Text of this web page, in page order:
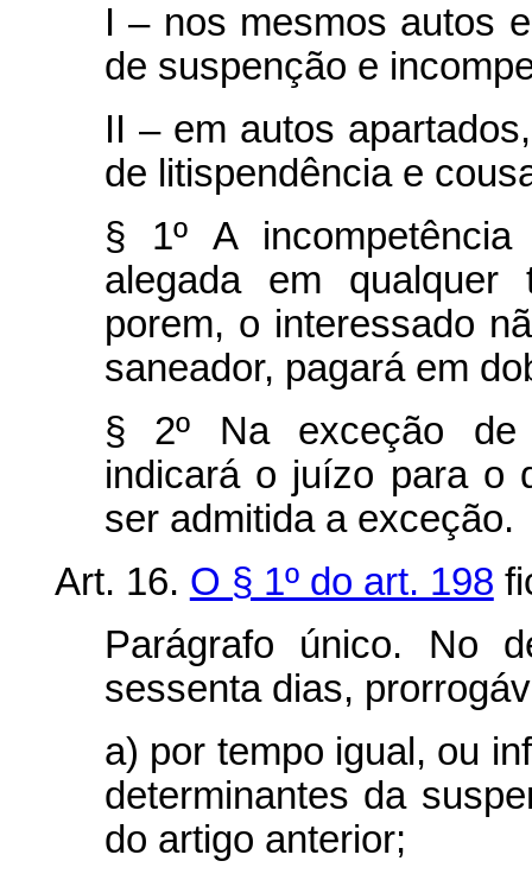
I – nos mesmos autos
de suspenção e
II – em autos
de litispendência e
§ 1º A
alegada em qualquer
porem, o interessado
saneador, pagará em
§ 2º Na exceção de
indicará o juízo para o
ser admitida a exceção.
Art. 16. O § 1º do art. 198
Parágrafo único. No
sessenta dias,
a) por tempo igual, ou
determinantes da
do artigo anterior;